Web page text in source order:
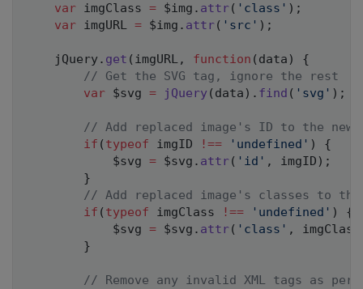
var imgClass = $img . attr( 'class' ) ;
var imgURL = $img . attr( 'src' ) ;
    jQuery
. get ( imgURL, function ( data )
{
// Get the SVG tag, ignore the rest
var $svg = jQuery ( data ) . find ( 'svg' ) ;
// Add replaced image's ID to the new
if ( typeof imgID !== 'undefined' )
{
            $svg
= $svg . attr( 'id' , imgID ) ;
}
// Add replaced image's classes to the
if ( typeof imgClass !== 'undefined' )
{
            $svg
= $svg . attr( 'class' , imgClass
}
// Remove any invalid XML tags as